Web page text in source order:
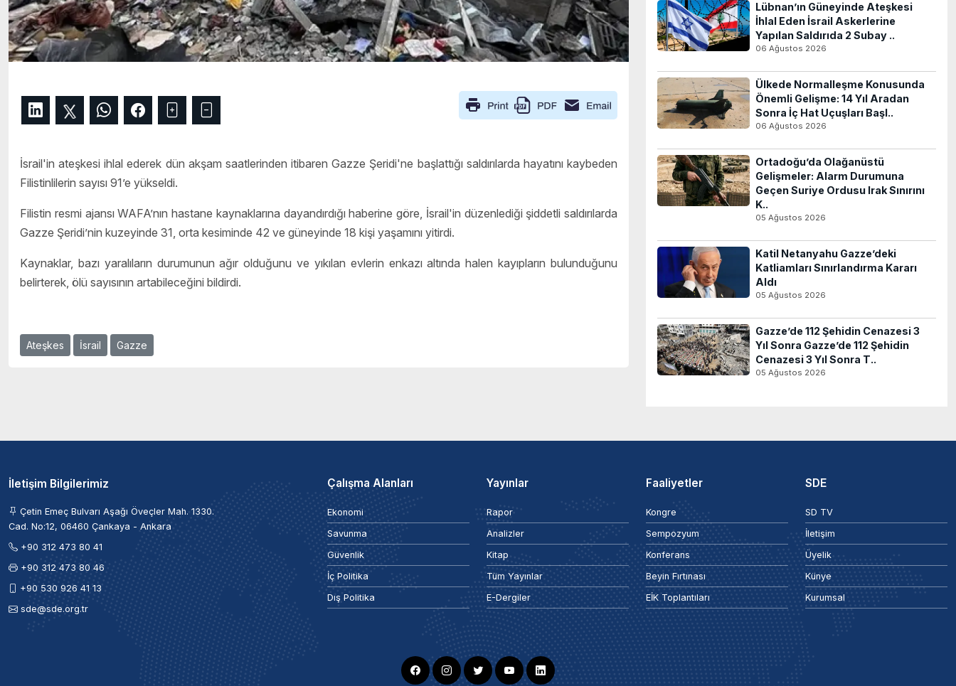
İsrail'in ateşkesi ihlal ederek dün akşam saatlerinden itibaren Gazze Şeridi'ne başlattığı saldırılarda hayatını kaybeden
Filistinlilerin sayısı 91’e yükseldi.
Filistin resmi ajansı WAFA’nın hastane kaynaklarına dayandırdığı haberine göre, İsrail'in düzenlediği şiddetli saldırılarda
Gazze Şeridi’nin kuzeyinde 31, orta kesiminde 42 ve güneyinde 18 kişi yaşamını yitirdi.
Kaynaklar, bazı yaralıların durumunun ağır olduğunu ve yıkılan evlerin enkazı altında halen kayıpların bulunduğunu
belirterek, ölü sayısının artabileceğini bildirdi.
Ateşkes İsrail Gazze
Lübnan’ın Güneyinde Ateşkesi
İhlal Eden İsrail Askerlerine
Yapılan Saldırıda 2 Subay ..
06 Ağustos 2026
Ülkede Normalleşme Konusunda
Önemli Gelişme: 14 Yıl Aradan
Sonra İç Hat Uçuşları Başl..
06 Ağustos 2026
Ortadoğu’da Olağanüstü
Gelişmeler: Alarm Durumuna
Geçen Suriye Ordusu Irak Sınırını
K..
05 Ağustos 2026
Katil Netanyahu Gazze’deki
Katliamları Sınırlandırma Kararı
Aldı
05 Ağustos 2026
Gazze’de 112 Şehidin Cenazesi 3
Yıl Sonra Gazze’de 112 Şehidin
Cenazesi 3 Yıl Sonra T..
05 Ağustos 2026
İletişim Bilgilerimiz
Çetin Emeç Bulvarı Aşağı Öveçler Mah. 1330.
Cad. No:12, 06460 Çankaya - Ankara
+90 312 473 80 41
+90 312 473 80 46
+90 530 926 41 13
sde@sde.org.tr
Çalışma Alanları
Ekonomi
Savunma
Güvenlik
İç Politika
Dış Politika
Yayınlar
Rapor
Analizler
Kitap
Tüm Yayınlar
E-Dergiler
Faaliyetler
Kongre
Sempozyum
Konferans
Beyin Fırtınası
EİK Toplantıları
SDE
SD TV
İletişim
Üyelik
Künye
Kurumsal